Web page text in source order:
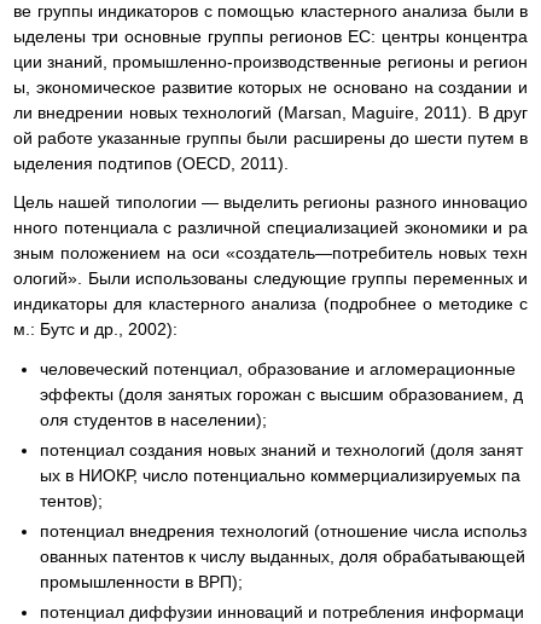
ве группы индикаторов с помощью кластерного анализа были в
ыделены три основные группы регионов ЕС: центры концентра
ции знаний, промышленно-производственные регионы и регион
ы, экономическое развитие которых не основано на создании и
ли внедрении новых технологий (Marsan, Maguire, 2011). В друг
ой работе указанные группы были расширены до шести путем в
ыделения подтипов (OECD, 2011).
Цель нашей типологии — выделить регионы разного инновацио
нного потенциала с различной специализацией экономики и ра
зным положением на оси «создатель—потребитель новых техн
ологий». Были использованы следующие группы переменных и
индикаторы для кластерного анализа (подробнее о методике с
м.: Бутс и др., 2002):
человеческий потенциал, образование и агломерационные
эффекты (доля занятых горожан с высшим образованием, д
оля студентов в населении);
потенциал создания новых знаний и технологий (доля занят
ых в НИОКР, число потенциально коммерциализируемых па
тентов);
потенциал внедрения технологий (отношение числа использ
ованных патентов к числу выданных, доля обрабатывающей
промышленности в ВРП);
потенциал диффузии инноваций и потребления информаци